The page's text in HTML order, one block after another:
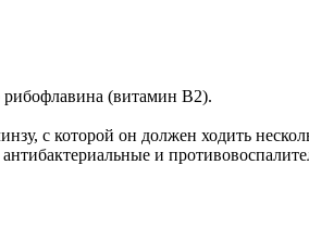
(витамин В2).
с которой он должен ходить
и